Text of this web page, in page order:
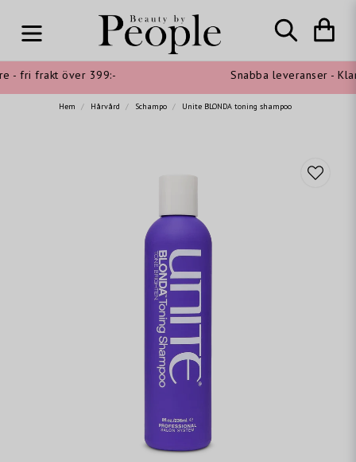
- fri frakt över 399:- Snabba leveranser -
Hem Hårvård Schampo Unite BLONDA toning shampoo